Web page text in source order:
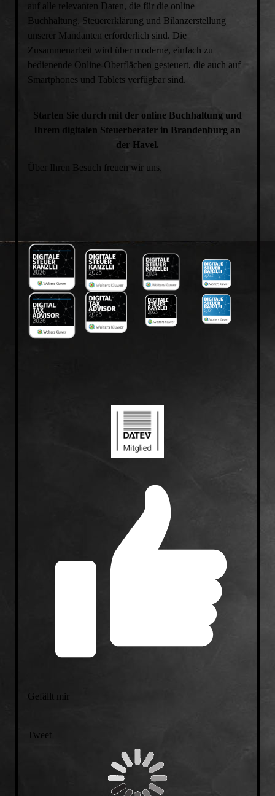
auf alle relevanten Daten, die für die online
Buchhaltung, Steuererklärung und Bilanzerstellung
unserer Mandanten erforderlich sind. Die
Zusammenarbeit wird über moderne, einfach zu
bedienende Online-Oberflächen gesteuert, die auch auf
Smartphones und Tablets verfügbar sind.
Starten Sie durch mit der online Buchhaltung und
Ihrem digitalen Steuerberater in Brandenburg an
der Havel.
Über Ihren Besuch freuen wir uns.
Gefällt mir
Tweet